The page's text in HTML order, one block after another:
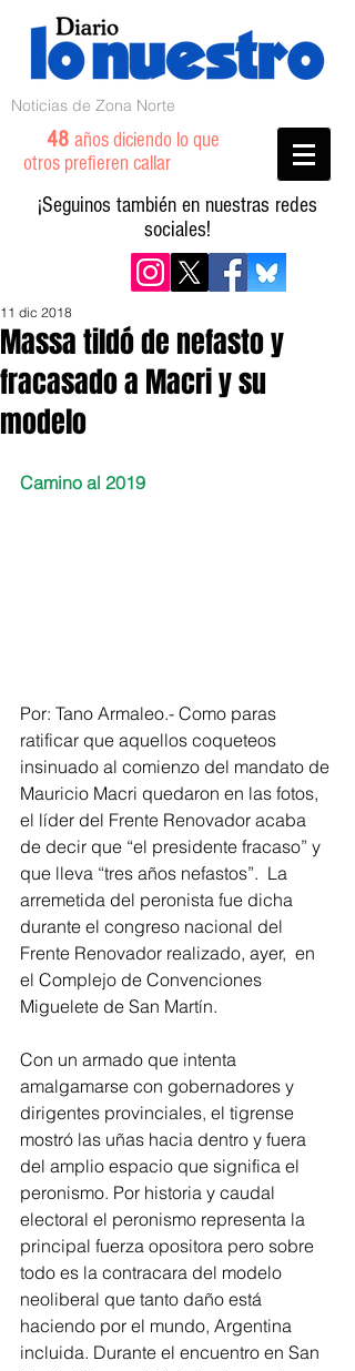
Noticias de Zona Norte
48 años diciendo lo que
otros prefieren callar
¡Seguinos también en nuestras redes
sociales!
Massa tildó de nefasto y
fracasado a Macri y su
modelo
11 dic 2018
Camino al 2019
Por: Tano Armaleo.- Como paras
ratificar que aquellos coqueteos
insinuado al comienzo del mandato de
Mauricio Macri quedaron en las fotos,
el líder del Frente Renovador acaba
de decir que “el presidente fracaso” y
que lleva “tres años nefastos”.  La
arremetida del peronista fue dicha
durante el congreso nacional del
Frente Renovador realizado, ayer,  en
el Complejo de Convenciones
Miguelete de San Martín.
Con un armado que intenta
amalgamarse con gobernadores y
dirigentes provinciales, el tigrense
mostró las uñas hacia dentro y fuera
del amplio espacio que significa el
peronismo. Por historia y caudal
electoral el peronismo representa la
principal fuerza opositora pero sobre
todo es la contracara del modelo
neoliberal que tanto daño está
haciendo por el mundo, Argentina
incluida. Durante el encuentro en San